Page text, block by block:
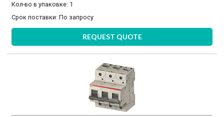
Кол-во в упаковке: 1
Срок поставки:По запросу
REQUEST QUOTE